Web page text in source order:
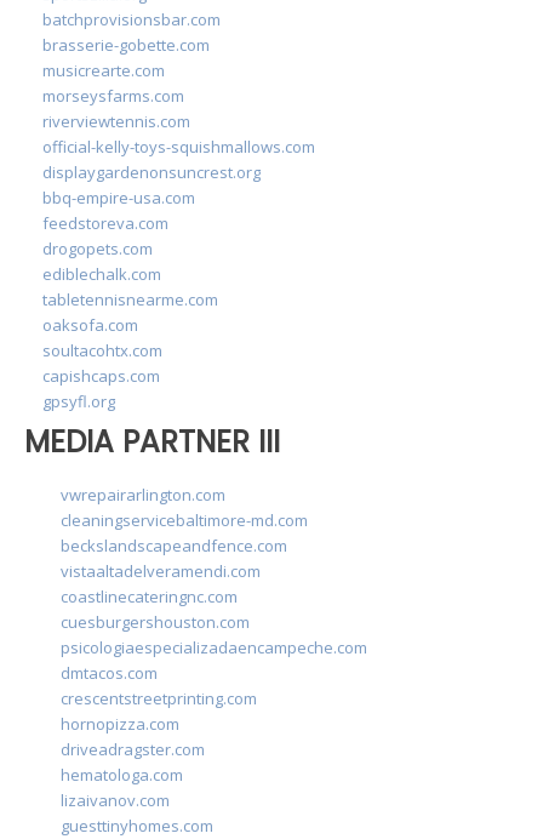
batchprovisionsbar.com
brasserie-gobette.com
musicrearte.com
morseysfarms.com
riverviewtennis.com
official-kelly-toys-squishmallows.com
displaygardenonsuncrest.org
bbq-empire-usa.com
feedstoreva.com
drogopets.com
ediblechalk.com
tabletennisnearme.com
oaksofa.com
soultacohtx.com
capishcaps.com
gpsyfl.org
MEDIA PARTNER III
vwrepairarlington.com
cleaningservicebaltimore-md.com
beckslandscapeandfence.com
vistaaltadelveramendi.com
coastlinecateringnc.com
cuesburgershouston.com
psicologiaespecializadaencampeche.com
dmtacos.com
crescentstreetprinting.com
hornopizza.com
driveadragster.com
hematologa.com
lizaivanov.com
guesttinyhomes.com